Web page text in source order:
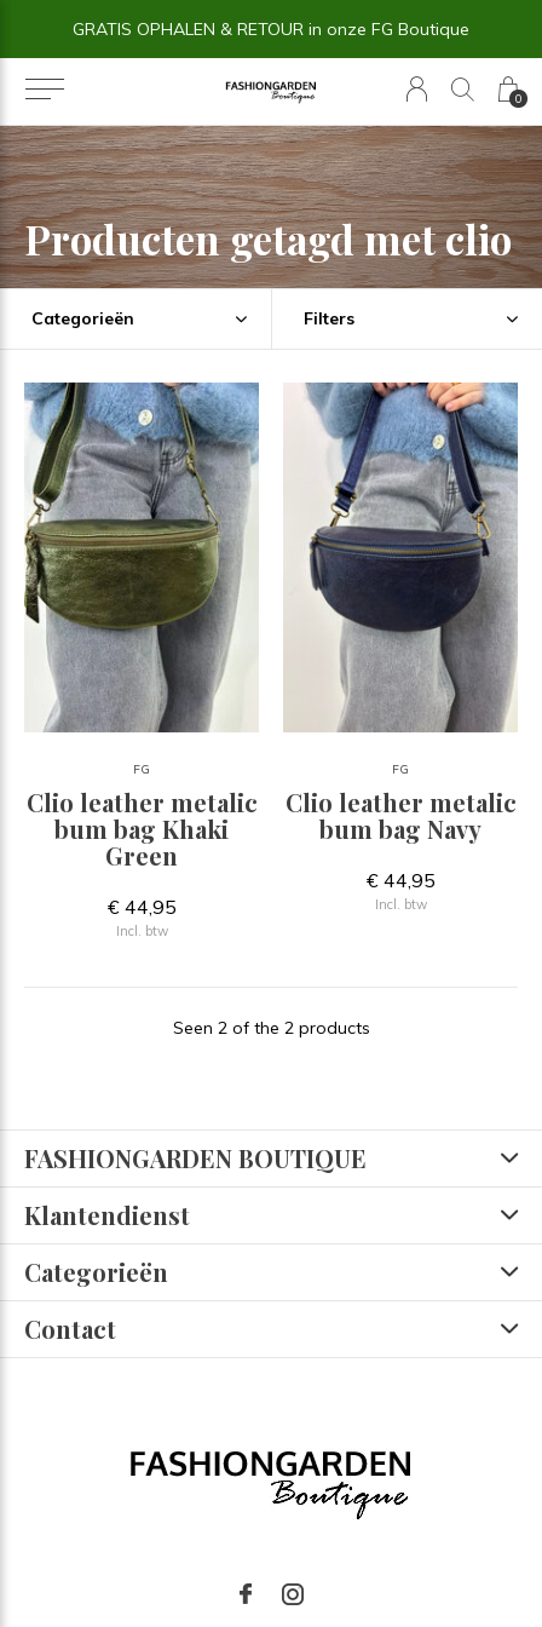
0
GRATIS OPHALEN & RETOUR in onze FG Boutique
Producten getagd met clio
Categorieën Filters
FG
Clio leather metalic
bum bag Khaki
Green
€ 44,95
Incl. btw
FG
Clio leather metalic
bum bag Navy
€ 44,95
Incl. btw
Seen 2 of the 2 products
FASHIONGARDEN BOUTIQUE
Klantendienst
Categorieën
Contact